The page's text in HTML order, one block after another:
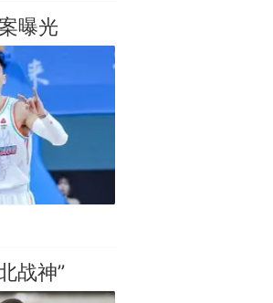
曝光
战神”